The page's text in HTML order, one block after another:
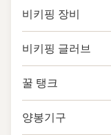
비키핑 장비
비키핑 글러브
꿀 탱크
양봉기구